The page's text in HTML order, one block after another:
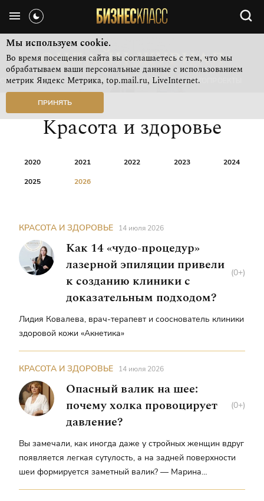
СВЕЖИЙ НОМЕР РУБРИКИ ЖУРНАЛА ФОТОПРОЕКТЫ
Мы используем cookie.
Во время посещения сайта вы соглашаетесь с тем, что мы
обрабатываем ваши персональные данные с использованием
метрик Яндекс Метрика, top.mail.ru, LiveInternet.
ПРИНЯТЬ
Красота и здоровье
2020 2021 2022 2023 2024
2025 2026
КРАСОТА И ЗДОРОВЬЕ 14 июля 2026
Как 14 «чудо-процедур»
лазерной эпиляции привели
к созданию клиники с
доказательным подходом?
(0+)
Лидия Ковалева, врач-терапевт и сооснователь клиники
здоровой кожи «Акнетика»
КРАСОТА И ЗДОРОВЬЕ 14 июля 2026
Опасный валик на шее:
почему холка провоцирует
давление?
(0+)
Вы замечали, как иногда даже у стройных женщин вдруг
появляется легкая сутулость, а на задней поверхности
шеи формируется заметный валик? — Марина